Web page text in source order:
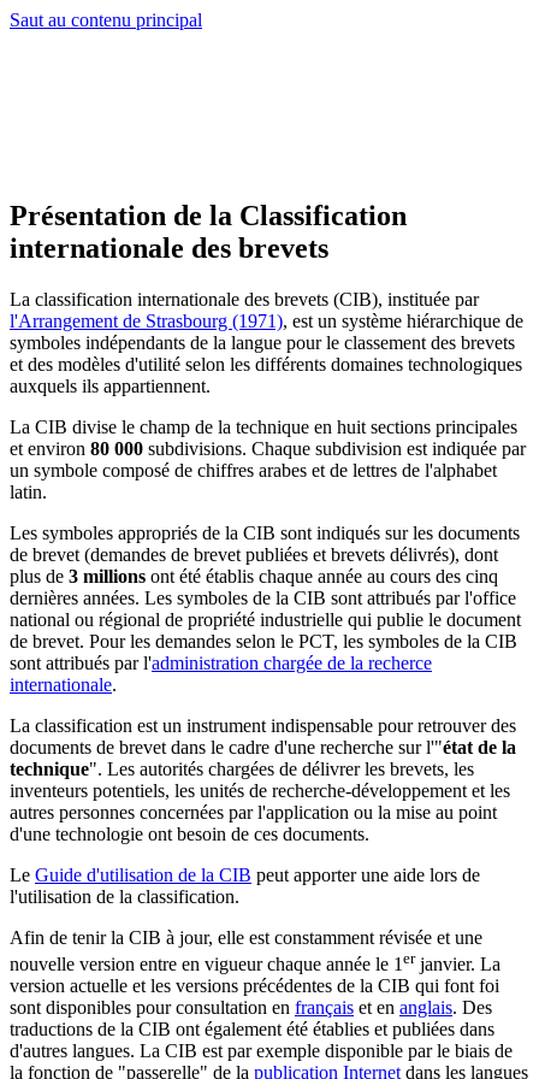
Saut au contenu principal
Présentation de la Classification
internationale des brevets
La classification internationale des brevets (CIB), instituée par
l'Arrangement de Strasbourg (1971), est un système hiérarchique de
symboles indépendants de la langue pour le classement des brevets
et des modèles d'utilité selon les différents domaines technologiques
auxquels ils appartiennent.
La CIB divise le champ de la technique en huit sections principales
et environ 80 000 subdivisions. Chaque subdivision est indiquée par
un symbole composé de chiffres arabes et de lettres de l'alphabet
latin.
Les symboles appropriés de la CIB sont indiqués sur les documents
de brevet (demandes de brevet publiées et brevets délivrés), dont
plus de 3 millions ont été établis chaque année au cours des cinq
dernières années. Les symboles de la CIB sont attribués par l'office
national ou régional de propriété industrielle qui publie le document
de brevet. Pour les demandes selon le PCT, les symboles de la CIB
sont attribués par l'administration chargée de la recherce
internationale.
La classification est un instrument indispensable pour retrouver des
documents de brevet dans le cadre d'une recherche sur l'"état de la
technique". Les autorités chargées de délivrer les brevets, les
inventeurs potentiels, les unités de recherche-développement et les
autres personnes concernées par l'application ou la mise au point
d'une technologie ont besoin de ces documents.
Le Guide d'utilisation de la CIB peut apporter une aide lors de
l'utilisation de la classification.
Afin de tenir la CIB à jour, elle est constamment révisée et une
nouvelle version entre en vigueur chaque année le 1 erjanvier. La
version actuelle et les versions précédentes de la CIB qui font foi
sont disponibles pour consultation en français et en anglais. Des
traductions de la CIB ont également été établies et publiées dans
d'autres langues. La CIB est par exemple disponible par le biais de
la fonction de "passerelle" de la publication Internet dans les langues